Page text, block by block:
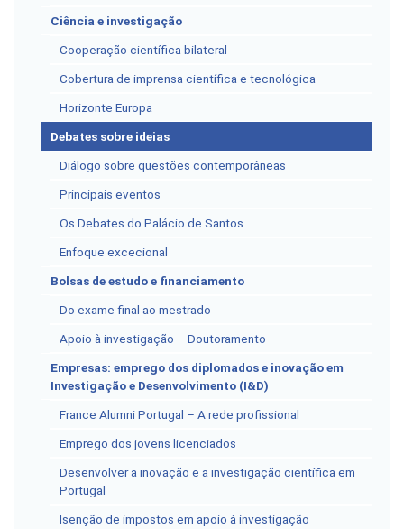
Ciência e investigação
Cooperação científica bilateral
Cobertura de imprensa científica e tecnológica
Horizonte Europa
Debates sobre ideias
Diálogo sobre questões contemporâneas
Principais eventos
Os Debates do Palácio de Santos
Enfoque excecional
Bolsas de estudo e financiamento
Do exame final ao mestrado
Apoio à investigação – Doutoramento
Empresas: emprego dos diplomados e inovação em
Investigação e Desenvolvimento (I&D)
France Alumni Portugal – A rede profissional
Emprego dos jovens licenciados
Desenvolver a inovação e a investigação científica em
Portugal
Isenção de impostos em apoio à investigação